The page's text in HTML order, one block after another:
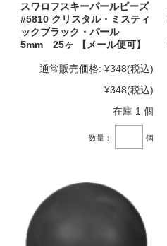
スワロフスキーパールビーズ
#5810 クリスタル・ミスティ
ックブラック・パール
5mm 25ヶ 【メール便可】
通常販売価格: ¥348(税込)
¥348(税込)
在庫 1 個
数量： 個